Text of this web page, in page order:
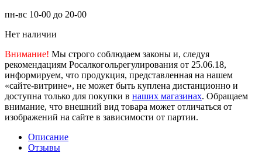
пн-вс 10-00 до 20-00
Нет наличии
Внимание! Мы строго соблюдаем законы и, следуя
рекомендациям Росалкогольрегулирования от 25.06.18,
информируем, что продукция, представленная на нашем
«сайте-витрине», не может быть куплена дистанционно и
доступна только для покупки в наших магазинах. Обращаем
внимание, что внешний вид товара может отличаться от
изображений на сайте в зависимости от партии.
Описание
Отзывы